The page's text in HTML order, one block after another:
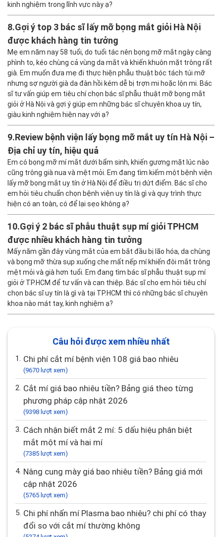
kinh nghiệm trong lĩnh vực này ạ?
8.Gợi ý top 3 bác sĩ lấy mỡ bọng mắt giỏi Hà Nội
được khách hàng tin tưởng
Mẹ em năm nay 58 tuổi, do tuổi tác nên bọng mỡ mắt ngày càng
phình to, kéo chùng cả vùng da mắt và khiến khuôn mặt trông rất
già. Em muốn đưa mẹ đi thực hiện phẫu thuật bóc tách túi mỡ
nhưng sợ người già da đàn hồi kém dễ bị trợn mi hoặc lộn mi. Bác
sĩ tư vấn giúp em tiêu chí chọn bác sĩ phẫu thuật mỡ bọng mắt
giỏi ở Hà Nội và gợi ý giúp em những bác sĩ chuyên khoa uy tín,
giàu kinh nghiệm hiện nay với ạ?
9.Review bệnh viện lấy bọng mỡ mắt uy tín Hà Nội –
Địa chỉ uy tín, hiệu quả
Em có bọng mỡ mí mắt dưới bẩm sinh, khiến gương mặt lúc nào
cũng trông già nua và mệt mỏi. Em đang tìm kiếm một bệnh viện
lấy mỡ bọng mắt uy tín ở Hà Nội để điều trị dứt điểm. Bác sĩ cho
em hỏi tiêu chuẩn chọn bệnh viện uy tín là gì và quy trình thực
hiện có an toàn, có để lại sẹo không ạ?
10.Gợi ý 2 bác sĩ phẫu thuật sụp mí giỏi TPHCM
được nhiều khách hàng tin tưởng
Mấy năm gần đây vùng mắt của em bắt đầu bị lão hóa, da chùng
và bọng mỡ thừa sụp xuống che mất nếp mí khiến đôi mắt trông
mệt mỏi và già hơn tuổi. Em đang tìm bác sĩ phẫu thuật sụp mí
giỏi ở TP.HCM để tư vấn và can thiệp. Bác sĩ cho em hỏi tiêu chí
chọn bác sĩ uy tín là gì và tại TP.HCM thì có những bác sĩ chuyên
khoa nào mát tay, kinh nghiệm ạ?
Câu hỏi được xem nhiều nhất
1. Chi phí cắt mí bệnh viện 108 giá bao nhiêu
(9670 lượt xem)
2. Cắt mí giá bao nhiêu tiền? Bảng giá theo từng
phương pháp cập nhật 2026
(9398 lượt xem)
3. Cách nhận biết mắt 2 mí: 5 dấu hiệu phân biệt
mắt một mí và hai mí
(7385 lượt xem)
4. Nâng cung mày giá bao nhiêu tiền? Bảng giá mới
cập nhật 2026
(5765 lượt xem)
5. Chi phí nhấn mí Plasma bao nhiêu? chi phí có thay
đổi so với cắt mí thường không